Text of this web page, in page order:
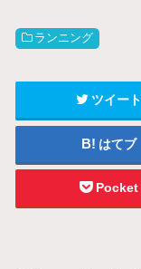
ランニング
ツイート
はてブ
Pocket